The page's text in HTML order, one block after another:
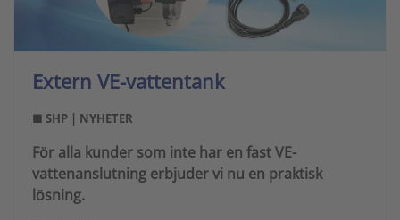
Extern VE-vattentank
■ SHP | NYHETER
För alla kunder som inte har en fast VE-
vattenanslutning erbjuder vi nu en praktisk
lösning.